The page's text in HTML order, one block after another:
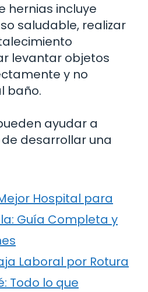
hernias incluye
saludable, realizar
levantar objetos
y no
baño.
ayudar a
desarrollar una
Hospital para
Guía Completa y
Laboral por Rotura
Todo lo que